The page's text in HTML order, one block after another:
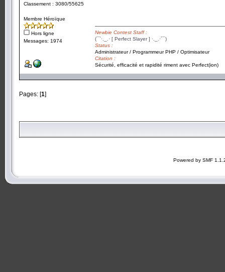
Classement : 3080/55625
Membre Héroïque
Hors ligne
Messages: 1974
Newbie Contest Staff :
(¯`·._.· [ Perfect Slayer ] ·._.·´¯)
Status :
Administrateur / Programmeur PHP / Optimisateur
Citation :
Sécurité, efficacité et rapidité riment avec Perfect(ion)
Pages: [1]
Powered by SMF